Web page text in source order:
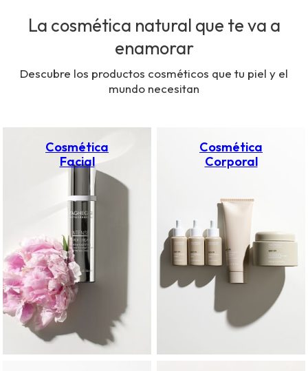
La cosmética natural que te va a
enamorar
Descubre los productos cosméticos que tu piel y el
mundo necesitan
Cosmética
Facial
Cosmética
Corporal